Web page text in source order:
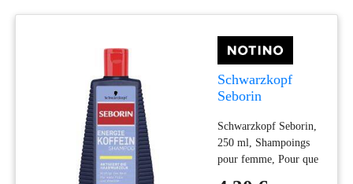
Schwarzkopf
Seborin
caféine pour
cheveux en perte
de densité 250 ml
Schwarzkopf Seborin,
250 ml, Shampoings
pour femme, Pour que